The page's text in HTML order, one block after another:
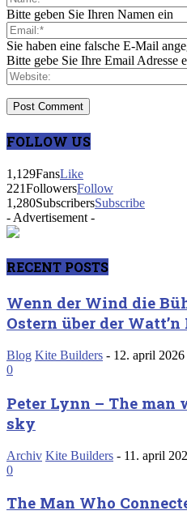
Bitte geben Sie Ihren Namen ein
Sie haben eine falsche E-Mail
Bitte gebe Sie Ihre Email Adresse
FOLLOW US
1,129FansLike
221FollowersFollow
1,280SubscribersSubscribe
- Advertisement -
RECENT POSTS
Wenn der Wind die
Ostern über der Watt’n
Blog Kite Builders - 12. april 2026
0
Peter Lynn – The man
sky
Archiv Kite Builders - 11. april
0
The Man Who